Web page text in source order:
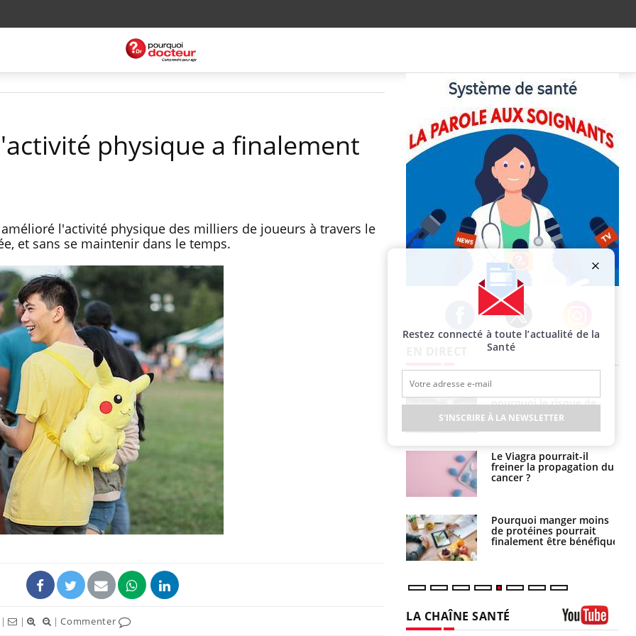
physique a finalement
l'activité physique des milliers de joueurs à travers le
et sans se maintenir dans le temps.
| | |Commenter
Facebook Twitter Instagram
Chikungunya, dengue,
West Nile : que se passe-
t-il dans le sud de la
France ?
Les médicaments GLP-1
protègent-ils aussi les os
?
Cytomégalovirus : ce qui
change dans la prise en
pourquoi le risque de
noyade grimpe-t-il ?
Le Viagra pourrait-il
freiner la propagation du
cancer ?
Pourquoi manger moins
de protéines pourrait
finalement être bénéfique
Restez connecté à toute l’actualité de la
Santé
S'INSCRIRE À LA NEWSLETTER